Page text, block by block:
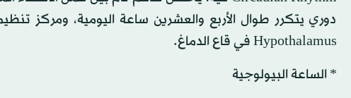
دوري يتكرر طوال الأربع والعشرين ساعة اليومية، ومركز
Hypothalamus في قاع الدماغ.
* الساعة البيولوجية